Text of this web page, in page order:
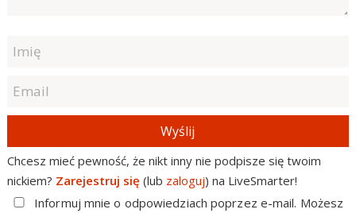
Wyślij
Chcesz mieć pewność, że nikt inny nie podpisze się twoim
nickiem? Zarejestruj się (lub zaloguj) na LiveSmarter!
Informuj mnie o odpowiedziach poprzez e-mail. Możesz